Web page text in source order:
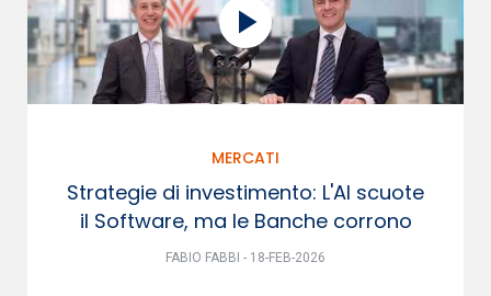
MERCATI
Strategie di investimento: L'AI scuote
il Software, ma le Banche corrono
FABIO FABBI - 18-FEB-2026